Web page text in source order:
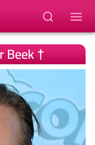
Beek †